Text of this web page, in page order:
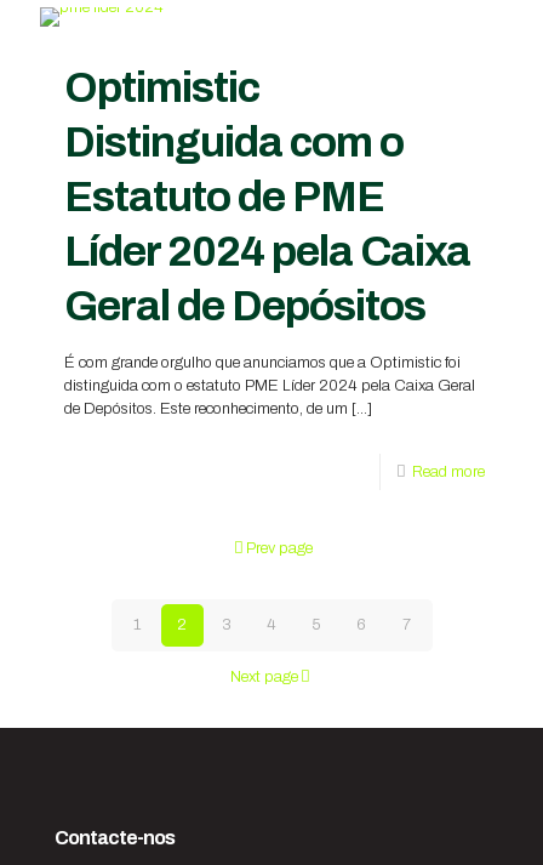
Optimistic
Distinguida com o
Estatuto de PME
Líder 2024 pela Caixa
Geral de Depósitos
É com grande orgulho que anunciamos que a Optimistic foi
distinguida com o estatuto PME Líder 2024 pela Caixa Geral
de Depósitos. Este reconhecimento, de um […]
Read more
Prev page
1 2 3 4 5 6 7
Next page
Contacte-nos